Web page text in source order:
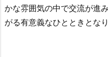
かな雰囲気の中で交流が進
がる有意義なひとときとなり